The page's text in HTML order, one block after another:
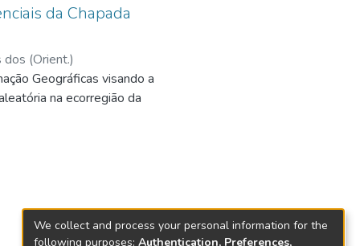
da Chapada
dos (Orient.)
Geográficas visando a
na ecorregião da
We collect and process your personal information for the
following purposes: Authentication, Preferences,